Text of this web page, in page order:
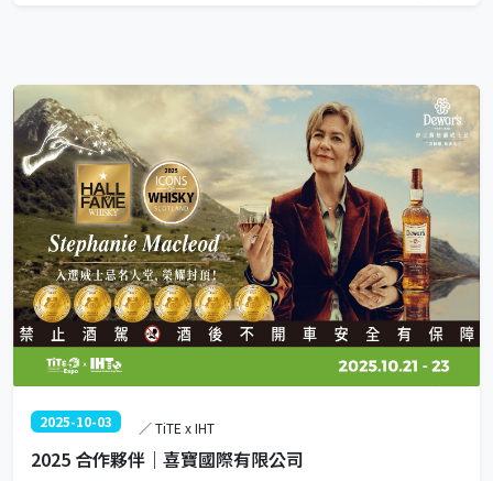
2025-10-03 ／ TiTE x IHT
2025 合作夥伴｜喜寶國際有限公司